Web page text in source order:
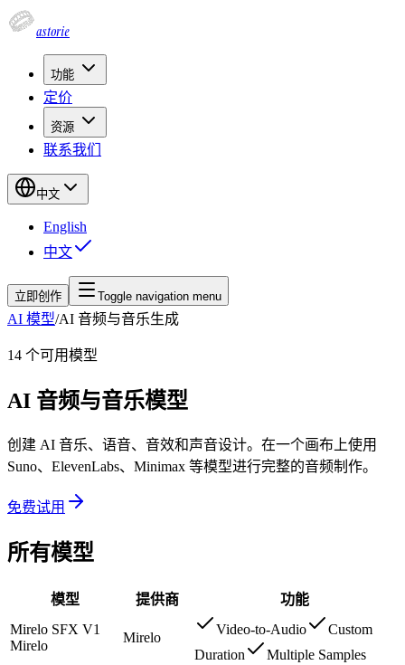
astorie
功能
定价
资源
联系我们
中文
English
中文
立即创作 Toggle navigation menu
AI 模型/AI 音频与音乐生成
14 个可用模型
AI 音频与音乐模型
创建 AI 音乐、语音、音效和声音设计。在一个画布上使用
Suno、ElevenLabs、Minimax 等模型进行完整的音频制作。
免费试用
所有模型
模型 提供商
功能
Mirelo SFX V1
Mirelo
Mirelo
Video-to-Audio
Custom
Duration
Multiple Samples